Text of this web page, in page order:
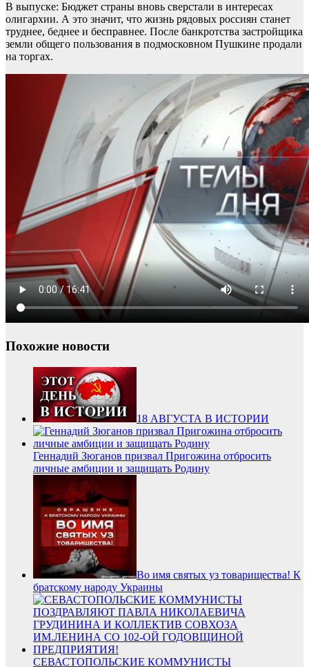
В выпуске: Бюджет страны вновь сверстали в интересах
олигархии. А это значит, что жизнь рядовых россиян станет
труднее, беднее и бесправнее. После банкротства застройщика
земли общего пользования в подмосковном Пушкине продали
на торгах.
Похожие новости
18 АВГУСТА В ИСТОРИИ
Геннадий Зюганов призвал Пригожина отбросить
личные амбиции и защищать Родину
Во имя святых уз товарищества! К
братскому народу Украины
СЕВАСТОПОЛЬСКИЕ КОММУНИСТЫ